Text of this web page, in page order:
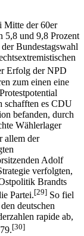
Mitte der 60er
5,8 und 9,8 Prozent
Bundestagswahl
Erfolg der NPD
zum einen eine
schafften es CDU
befanden, durch
Wählerlager
allem der
Adolf
verfolgten,
Brandts
Partei.[29] So fiel
deutschen
rapide ab,
[30]